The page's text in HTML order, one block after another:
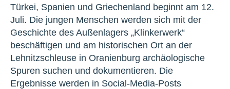
Türkei, Spanien und Griechenland beginnt am 12.
Juli. Die jungen Menschen werden sich mit der
Geschichte des Außenlagers „Klinkerwerk“
beschäftigen und am historischen Ort an der
Lehnitzschleuse in Oranienburg archäologische
Spuren suchen und dokumentieren. Die
Ergebnisse werden in Social-Media-Posts